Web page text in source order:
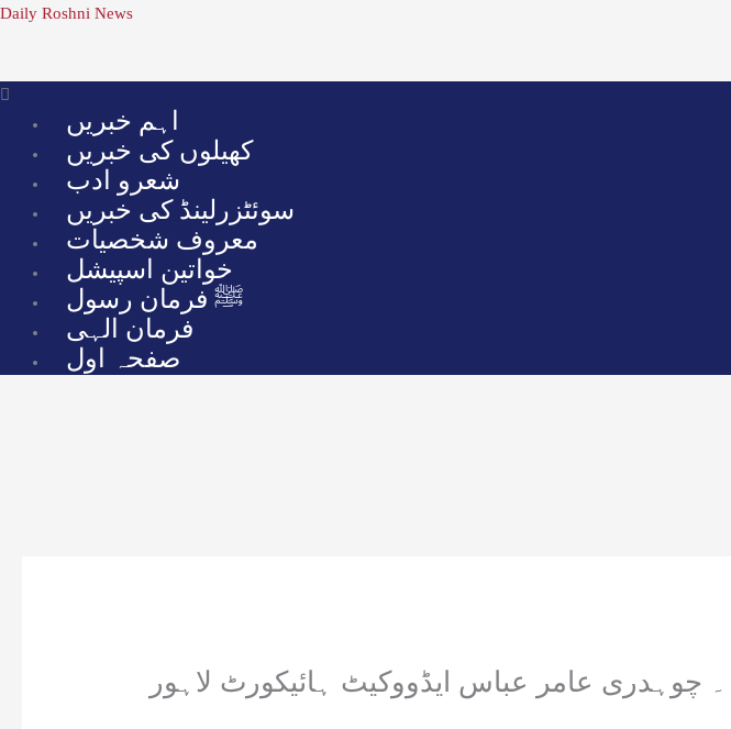
Skip
Daily Roshni News
Menu
اہم خبریں
کھیلوں کی خبریں
شعرو ادب
سوئٹزرلینڈ کی خبریں
معروف شخصیات
خواتین اسپیشل
ﷺ فرمان رسول
فرمان الہی
صفحہ اول
عامر عباس ایڈووکیٹ ہائیکورٹ لاہور